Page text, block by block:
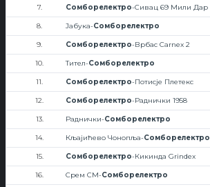
7. Сомборелектро-Сивац 69 Мили Дар
8. Јабука-Сомборелектро
9. Сомборелектро-Врбас Carnex 2
10. Тител-Сомборелектро
11. Сомборелектро-Потисје Плетекс
12. Сомборелектро-Раднички 1958
13. Раднички-Сомборелектро
14. Кљајићево Чонопља-Сомборелектро
15. Сомборелектро-Кикинда Grindex
16. Срем СМ-Сомборелектро